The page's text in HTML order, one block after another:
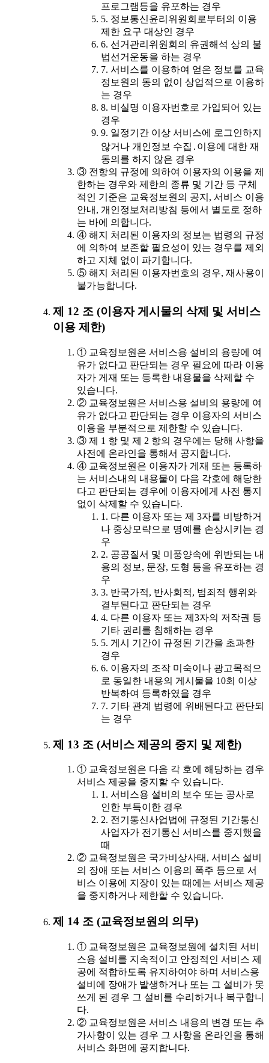
프로그램등을 유포하는 경우
5. 정보통신윤리위원회로부터의 이용
제한 요구 대상인 경우
6. 선거관리위원회의 유권해석 상의 불
법선거운동을 하는 경우
7. 서비스를 이용하여 얻은 정보를 교육
정보원의 동의 없이 상업적으로 이용하
는 경우
8. 비실명 이용자번호로 가입되어 있는
경우
9. 일정기간 이상 서비스에 로그인하지
않거나 개인정보 수집․이용에 대한 재
동의를 하지 않은 경우
③ 전항의 규정에 의하여 이용자의 이용을 제
한하는 경우와 제한의 종류 및 기간 등 구체
적인 기준은 교육정보원의 공지, 서비스 이용
안내, 개인정보처리방침 등에서 별도로 정하
는 바에 의합니다.
④ 해지 처리된 이용자의 정보는 법령의 규정
에 의하여 보존할 필요성이 있는 경우를 제외
하고 지체 없이 파기합니다.
⑤ 해지 처리된 이용자번호의 경우, 재사용이
불가능합니다.
제 12 조 (이용자 게시물의 삭제 및 서비스
이용 제한)
① 교육정보원은 서비스용 설비의 용량에 여
유가 없다고 판단되는 경우 필요에 따라 이용
자가 게재 또는 등록한 내용물을 삭제할 수
있습니다.
② 교육정보원은 서비스용 설비의 용량에 여
유가 없다고 판단되는 경우 이용자의 서비스
이용을 부분적으로 제한할 수 있습니다.
③ 제 1 항 및 제 2 항의 경우에는 당해 사항을
사전에 온라인을 통해서 공지합니다.
④ 교육정보원은 이용자가 게재 또는 등록하
는 서비스내의 내용물이 다음 각호에 해당한
다고 판단되는 경우에 이용자에게 사전 통지
없이 삭제할 수 있습니다.
1. 다른 이용자 또는 제 3자를 비방하거
나 중상모략으로 명예를 손상시키는 경
우
2. 공공질서 및 미풍양속에 위반되는 내
용의 정보, 문장, 도형 등을 유포하는 경
우
3. 반국가적, 반사회적, 범죄적 행위와
결부된다고 판단되는 경우
4. 다른 이용자 또는 제3자의 저작권 등
기타 권리를 침해하는 경우
5. 게시 기간이 규정된 기간을 초과한
경우
6. 이용자의 조작 미숙이나 광고목적으
로 동일한 내용의 게시물을 10회 이상
반복하여 등록하였을 경우
7. 기타 관계 법령에 위배된다고 판단되
는 경우
제 13 조 (서비스 제공의 중지 및 제한)
① 교육정보원은 다음 각 호에 해당하는 경우
서비스 제공을 중지할 수 있습니다.
1. 서비스용 설비의 보수 또는 공사로
인한 부득이한 경우
2. 전기통신사업법에 규정된 기간통신
사업자가 전기통신 서비스를 중지했을
때
② 교육정보원은 국가비상사태, 서비스 설비
의 장애 또는 서비스 이용의 폭주 등으로 서
비스 이용에 지장이 있는 때에는 서비스 제공
을 중지하거나 제한할 수 있습니다.
제 14 조 (교육정보원의 의무)
① 교육정보원은 교육정보원에 설치된 서비
스용 설비를 지속적이고 안정적인 서비스 제
공에 적합하도록 유지하여야 하며 서비스용
설비에 장애가 발생하거나 또는 그 설비가 못
쓰게 된 경우 그 설비를 수리하거나 복구합니
다.
② 교육정보원은 서비스 내용의 변경 또는 추
가사항이 있는 경우 그 사항을 온라인을 통해
서비스 화면에 공지합니다.